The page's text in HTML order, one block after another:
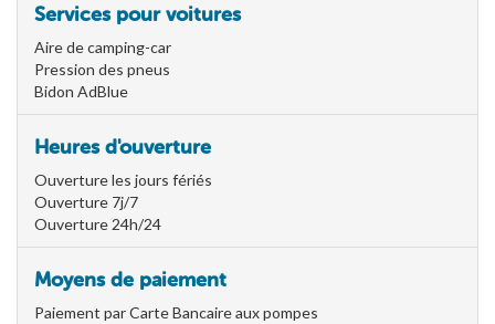
Services pour voitures
Aire de camping-car
Pression des pneus
Bidon AdBlue
Heures d'ouverture
Ouverture les jours fériés
Ouverture 7j/7
Ouverture 24h/24
Moyens de paiement
Paiement par Carte Bancaire aux pompes